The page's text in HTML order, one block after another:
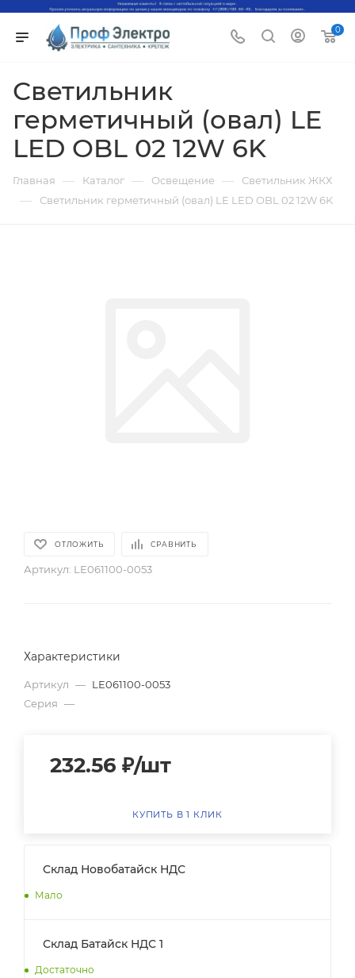
0
Светильник
герметичный (овал) LE
LED OBL 02 12W 6K
Главная — Каталог — Освещение — Светильник ЖКХ
— Светильник герметичный (овал) LE LED OBL 02 12W 6K
ОТЛОЖИТЬ СРАВНИТЬ
Артикул: LE061100-0053
Характеристики
Артикул — LE061100-0053
Серия —
232.56 ₽/шт
КУПИТЬ В 1 КЛИК
Склад Новобатайск НДС
Мало
Склад Батайск НДС 1
Достаточно